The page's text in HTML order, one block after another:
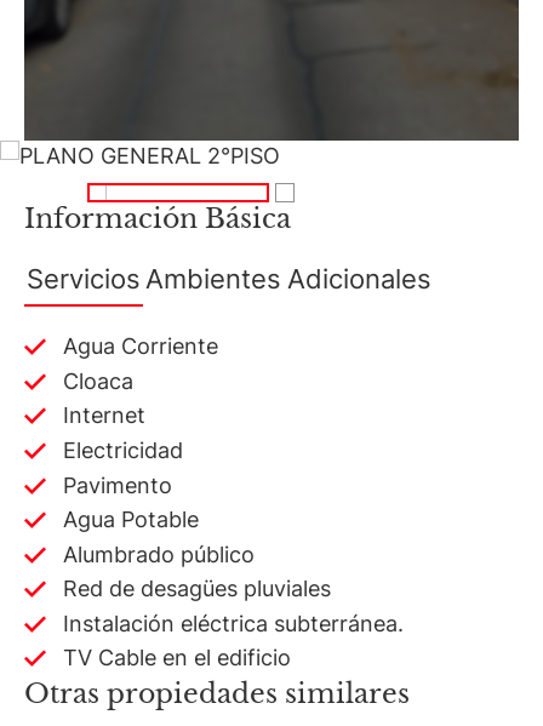
Información Básica
Servicios Ambientes Adicionales
Agua Corriente
Cloaca
Internet
Electricidad
Pavimento
Agua Potable
Alumbrado público
Red de desagües pluviales
Instalación eléctrica subterránea.
TV Cable en el edificio
Otras propiedades similares